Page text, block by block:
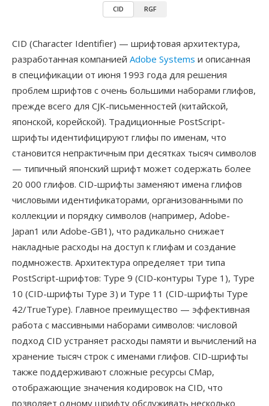
CID RGF
CID (Character Identifier) — шрифтовая архитектура,
разработанная компанией Adobe Systems и описанная
в спецификации от июня 1993 года для решения
проблем шрифтов с очень большими наборами глифов,
прежде всего для CJK-письменностей (китайской,
японской, корейской). Традиционные PostScript-
шрифты идентифицируют глифы по именам, что
становится непрактичным при десятках тысяч символов
— типичный японский шрифт может содержать более
20 000 глифов. CID-шрифты заменяют имена глифов
числовыми идентификаторами, организованными по
коллекции и порядку символов (например, Adobe-
Japan1 или Adobe-GB1), что радикально снижает
накладные расходы на доступ к глифам и создание
подмножеств. Архитектура определяет три типа
PostScript-шрифтов: Type 9 (CID-контуры Type 1), Type
10 (CID-шрифты Type 3) и Type 11 (CID-шрифты Type
42/TrueType). Главное преимущество — эффективная
работа с массивными наборами символов: числовой
подход CID устраняет расходы памяти и вычислений на
хранение тысяч строк с именами глифов. CID-шрифты
также поддерживают сложные ресурсы CMap,
отображающие значения кодировок на CID, что
позволяет одному шрифту обслуживать несколько